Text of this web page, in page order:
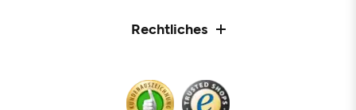
Rechtliches